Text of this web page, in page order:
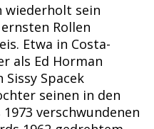
wiederholt sein
Rollen
Etwa in Costa-
als Ed Horman
Spacek
seinen in den
verschwundenen